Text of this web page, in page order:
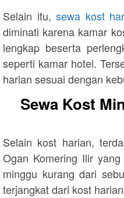
Selain itu,sewa kost
diminati karena kamar
lengkap beserta
seperti kamar hotel.
harian sesuai dengan
Sewa Kost
Selain kost harian,
Ogan Komering Ilir
minggu kurang dari
terjangkat dari kost